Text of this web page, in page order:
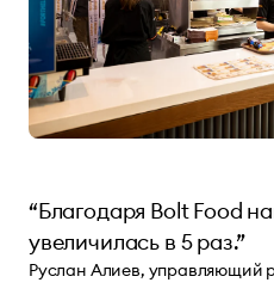
“Благодаря Bolt Food
увеличилась в 5 раз.”
Руслан Алиев, управляющий